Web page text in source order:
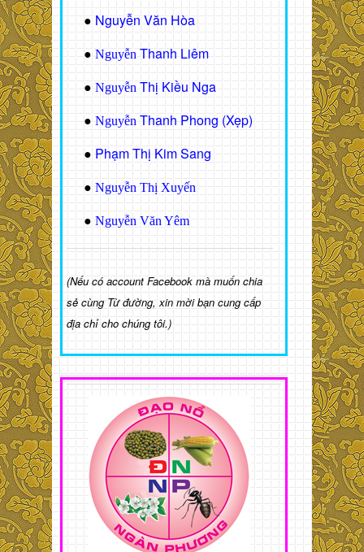
● Nguyễn Văn Hòa
● Nguyễn Thanh Liêm
● Nguyễn Thị Kiều Nga
● Nguyễn Thanh Phong (Xẹp)
● Phạm Thị Kim Sang
● Nguyễn Thị Xuyến
● Nguyễn Văn Yêm
(Nếu có account Facebook mà muốn chia
sẻ cùng Từ đường, xin mời bạn cung cấp
địa chỉ cho chúng tôi.)